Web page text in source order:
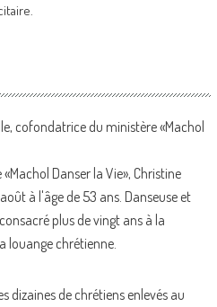
cofondatrice du ministère «Machol
Danser la Vie», Christine
à l'âge de 53 ans. Danseuse et
plus de vingt ans à la
louange chrétienne.
dizaines de chrétiens enlevés au